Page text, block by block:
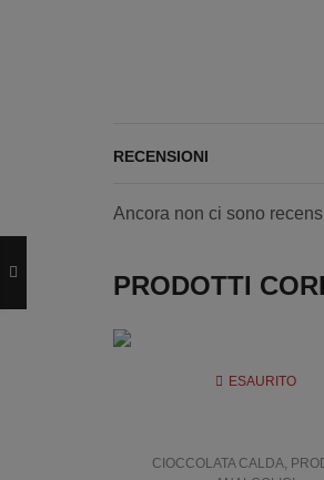
RECENSIONI
Ancora non ci sono
PRODOTTI
ESAURITO
CIOCCOLATA CALDA,